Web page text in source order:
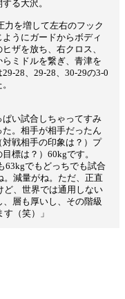
る大沢。
を増して左右のフック
うにガードからボディ
ザを放ち、右クロス、
ミドルを繋ぎ、青津を
28、29-28、30-29の3-0
ぱい試合しちゃってすみ
。相手が相手だったん
戦相手の印象は？）プ
標は？）60kgです。
63kgでもどっちでも試合
。減量がね。ただ、正直
ど、世界では通用しない
層も厚いし、その階級
（笑）」